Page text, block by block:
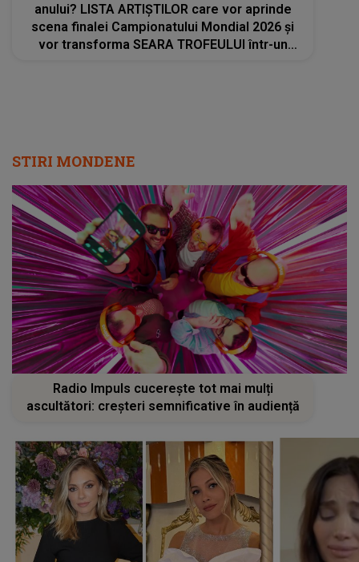
anului? LISTA ARTIȘTILOR care vor aprinde
scena finalei Campionatului Mondial 2026 și
vor transforma SEARA TROFEULUI într-un
STIRI MONDENE
Radio Impuls cucerește tot mai mulți
ascultători: creșteri semnificative în audiență